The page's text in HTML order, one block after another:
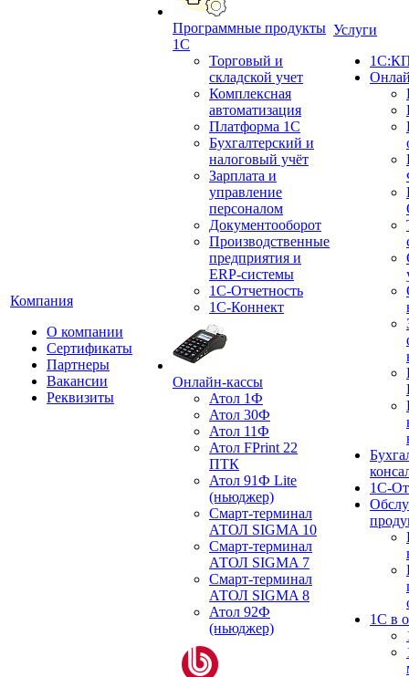
Компания
О компании
Сертификаты
Партнеры
Вакансии
Реквизиты
Программные продукты
1С
Торговый и
складской учет
Комплексная
автоматизация
Платформа 1С
Бухгалтерский и
налоговый учёт
Зарплата и
управление
персоналом
Документооборот
Производственные
предприятия и
ERP-системы
1С-Отчетность
1С-Коннект
Онлайн-кассы
Атол 1Ф
Атол 30Ф
Атол 11Ф
Атол FPrint 22
ПТК
Атол 91Ф Lite
(ньюджер)
Смарт-терминал
АТОЛ SIGMA 10
Смарт-терминал
АТОЛ SIGMA 7
Смарт-терминал
АТОЛ SIGMA 8
Атол 92Ф
(ньюджер)
Услуги
1С-
1С в